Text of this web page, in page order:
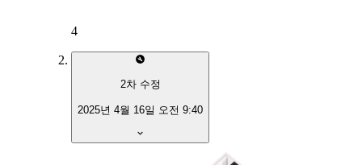
4
2차 수정
2025년 4월 16일 오전 9:40